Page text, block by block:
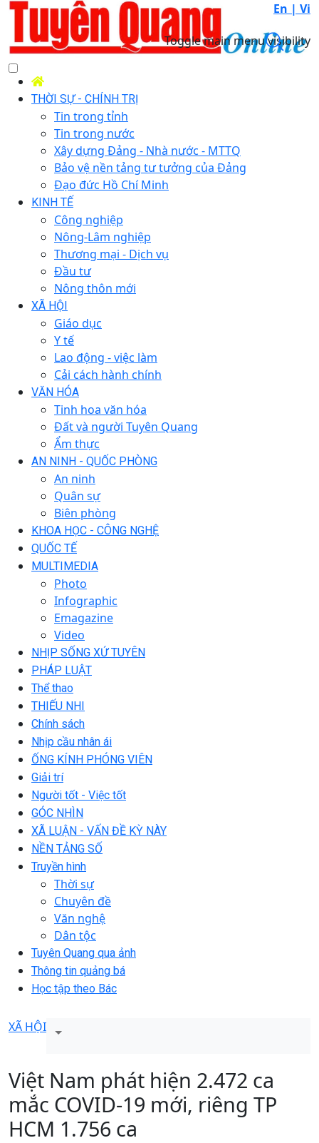
En | Vi
Toggle main menu visibility
THỜI SỰ - CHÍNH TRỊ
Tin trong tỉnh
Tin trong nước
Xây dựng Đảng - Nhà nước - MTTQ
Bảo vệ nền tảng tư tưởng của Đảng
Đạo đức Hồ Chí Minh
KINH TẾ
Công nghiệp
Nông-Lâm nghiệp
Thương mại - Dịch vụ
Đầu tư
Nông thôn mới
XÃ HỘI
Giáo dục
Y tế
Lao động - việc làm
Cải cách hành chính
VĂN HÓA
Tinh hoa văn hóa
Đất và người Tuyên Quang
Ẩm thực
AN NINH - QUỐC PHÒNG
An ninh
Quân sự
Biên phòng
KHOA HỌC - CÔNG NGHỆ
QUỐC TẾ
MULTIMEDIA
Photo
Infographic
Emagazine
Video
NHỊP SỐNG XỨ TUYÊN
PHÁP LUẬT
Thể thao
THIẾU NHI
Chính sách
Nhịp cầu nhân ái
ỐNG KÍNH PHÓNG VIÊN
Giải trí
Người tốt - Việc tốt
GÓC NHÌN
XÃ LUẬN - VẤN ĐỀ KỲ NÀY
NỀN TẢNG SỐ
Truyền hình
Thời sự
Chuyên đề
Văn nghệ
Dân tộc
Tuyên Quang qua ảnh
Thông tin quảng bá
Học tập theo Bác
XÃ HỘI
Việt Nam phát hiện 2.472 ca
mắc COVID-19 mới, riêng TP
HCM 1.756 ca